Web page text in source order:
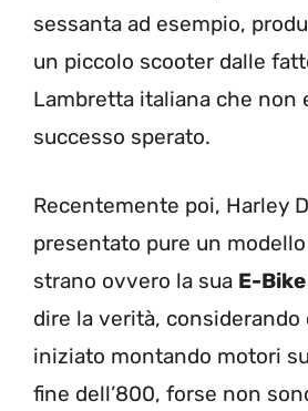
sessanta ad esempio,
un piccolo scooter dalle
Lambretta italiana che non
successo sperato.
Recentemente poi, Harley
presentato pure un
strano ovvero la sua E-
dire la verità, considerando
iniziato montando motori
fine dell’800, forse non